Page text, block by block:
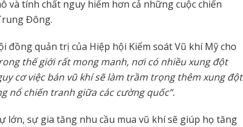
và tính chất nguy hiểm hơn cả những cuộc chiến
Đông.
đồng quản trị của Hiệp hội Kiểm soát Vũ khí Mỹ cho
thế giới rất mong manh, nơi có nhiều xung đột
cơ việc bán vũ khí sẽ làm trầm trọng thêm xung đột
nổ chiến tranh giữa các cường quốc”.
lớn, sự gia tăng nhu cầu mua vũ khí sẽ giúp họ tăng